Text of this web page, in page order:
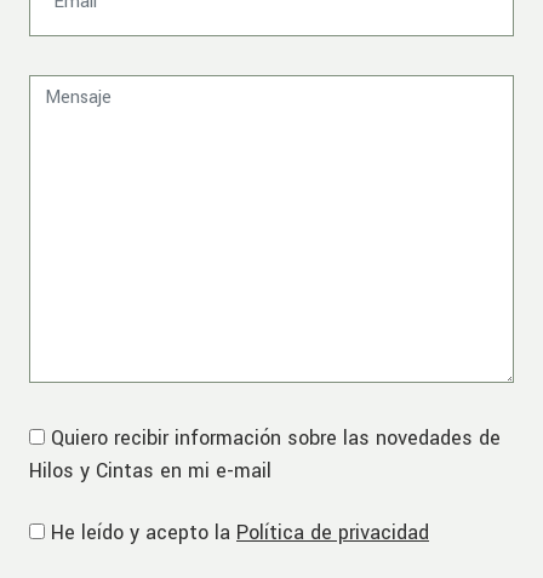
Quiero recibir información sobre las novedades de
Hilos y Cintas en mi e-mail
He leído y acepto la Política de privacidad